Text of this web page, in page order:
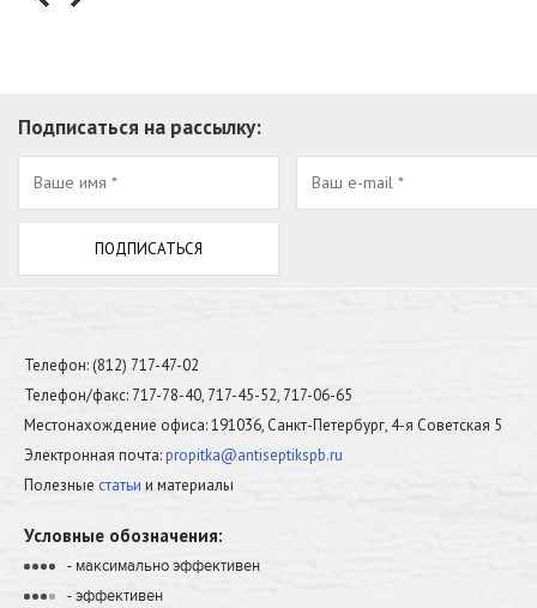
Подписаться на рассылку:
Телефон: (812) 717-47-02
Телефон/факс: 717-78-40, 717-45-52, 717-06-65
Местонахождение офиса: 191036, Санкт-Петербург, 4-я Советская 5
Электронная почта:propitka@antiseptikspb.ru
Полезные статьи и материалы
Условные обозначения:
•••
- максимально эффективен
••• - эффективен